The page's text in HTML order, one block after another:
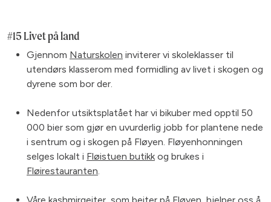
#15 Livet på land
Gjennom Naturskolen inviterer vi skoleklasser til
utendørs klasserom med formidling av livet i skogen og
dyrene som bor der.
Nedenfor utsiktsplatået har vi bikuber med opptil 50
000 bier som gjør en uvurderlig jobb for plantene nede
i sentrum og i skogen på Fløyen. Fløyenhonningen
selges lokalt i Fløistuen butikk og brukes i
Fløirestauranten.